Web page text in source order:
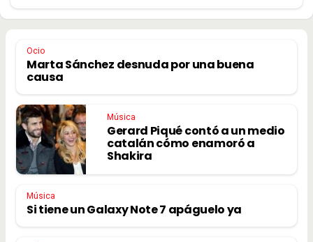
Ocio
Marta Sánchez desnuda por una buena
causa
Música
Gerard Piqué contó a un medio
catalán cómo enamoró a
Shakira
Música
Si tiene un Galaxy Note 7 apáguelo ya